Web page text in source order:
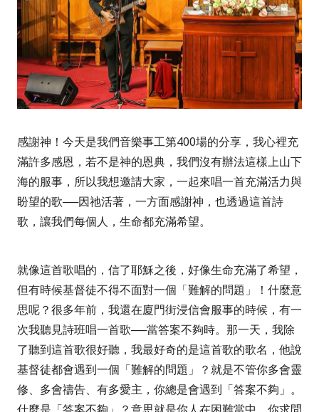
感謝神！今天是我們音樂事工第400場的分享，我心裡充
滿許多感恩，若不是神的恩典，我們沒有辦法這樣上山下
海的服事，所以我想邀請大家，一起來唱一首充滿活力與
盼望的歌──因祂活著，一方面感謝神，也透過這首詩
歌，讓我們每個人，生命都充滿希望。
就像這首歌唱的，信了耶穌之後，好像生命充滿了希望，
但有時候基督徒不得不面對一個「難解的問題」！什麼意
思呢？很多年前，我還在廈門街浸信會服事的時候，有一
次我聽見詩班唱一首歌──當答案不夠時。那一天，我除
了聽到這首歌很好聽，我最好奇的是這首歌的歌名，他說
基督徒都會遇到一個「難解的問題」？就是不管你多會靈
修、多會禱告、有多愛主，你總是會遇到「答案不夠」。